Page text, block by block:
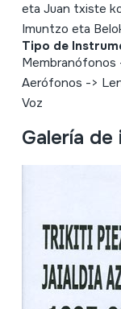
eta Juan txiste
Imuntzo eta
Tipo de
Membranófonos
Aerófonos ->
Voz
Galería de